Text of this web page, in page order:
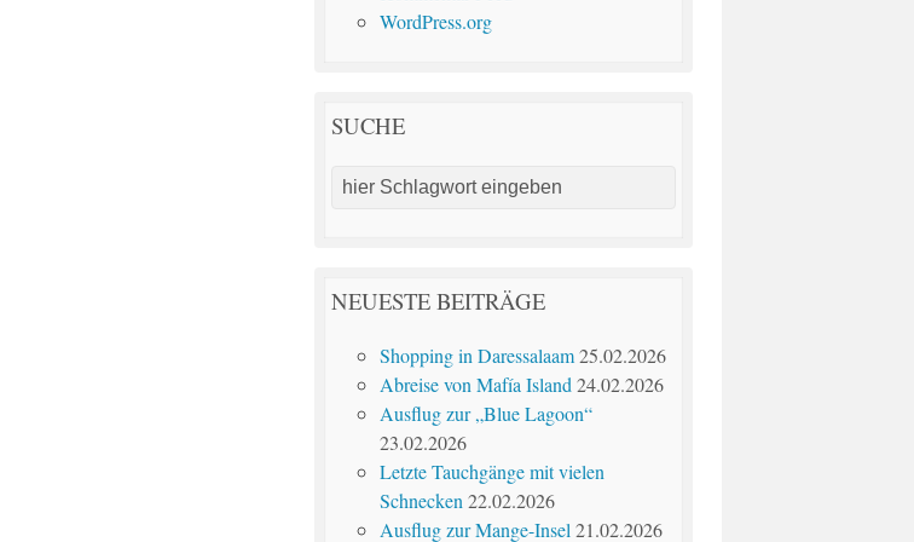
WordPress.org
SUCHE
NEUESTE BEITRÄGE
Shopping in Daressalaam 25.02.2026
Abreise von Mafía Island 24.02.2026
Ausflug zur „Blue Lagoon“
23.02.2026
Letzte Tauchgänge mit vielen
Schnecken 22.02.2026
Ausflug zur Mange-Insel 21.02.2026